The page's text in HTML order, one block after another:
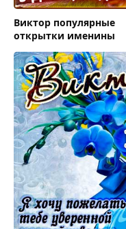
Виктор популярные
открытки именины